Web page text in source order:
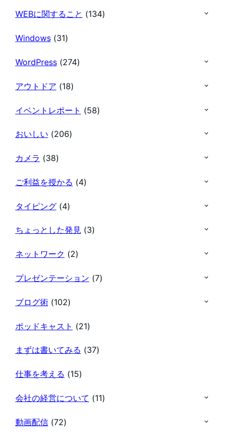
り
WEBに関すること (134)
Windows(31)
WordPress(274)
アウトドア (18)
イベントレポート (58)
おいしい (206)
カメラ (38)
ご利益を授かる (4)
タイピング(4)
ちょっとした発見 (3)
ネットワーク (2)
プレゼンテーション (7)
ブログ術(102)
ポッドキャスト (21)
まずは書いてみる (37)
仕事を考える (15)
会社の経営について (11)
動画配信(72)